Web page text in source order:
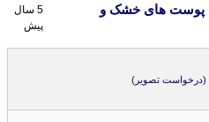
پوست های خشک و
5 سال
پیش
(درخواست تصویر)